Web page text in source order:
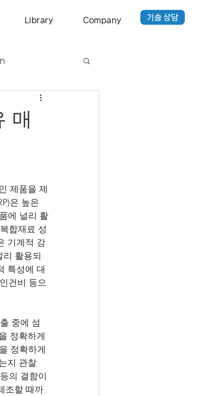
Library Company 기술 상담
Optic
매
제품을 제
은 높은
에 널리 활
합재료 성
기계적 강
활용되
특성에 대
건비 등으
중에 섬
정확하게
정확하게
지 관찰
의 결함이
조할 때까